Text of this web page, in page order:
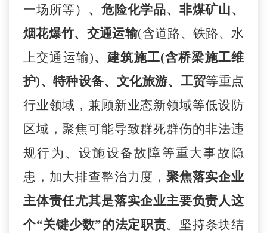
一场所等 ） 、危险化学品、非煤矿山、
烟花爆竹、交通运输(含道路、铁路、水
上交通运输)、建筑施工(含桥梁施工维
护)、特种设备、文化旅游、工贸等重点
行业领域，兼顾新业态新领域等低设防
区域 ，聚焦可能导致群死群伤的非法违
规行为、设施设备故障等重大事故隐
患，加大排查整治力度， 聚焦落实企业
主体责任尤其是落实企业主要负责人这
个“关键少数”的法定职责。坚持条块结